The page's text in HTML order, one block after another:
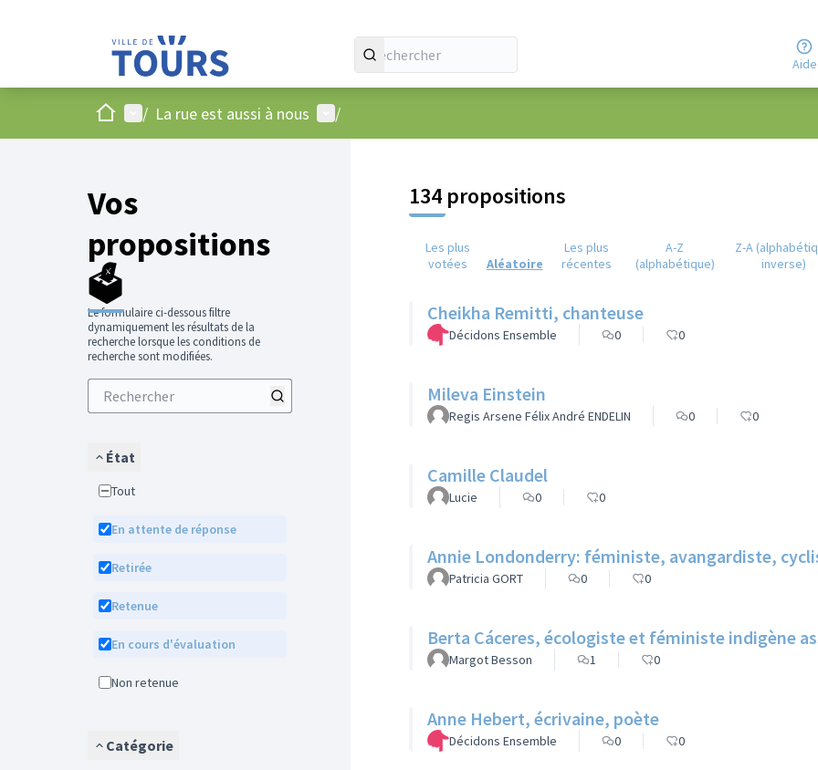
Aide
AccueilMenu principal
/ La rue est aussi à nous Menu utilisateur
/
Vos
propositions
🗳️
Le formulaire ci-dessous filtre
dynamiquement les résultats de la
recherche lorsque les conditions de
recherche sont modifiées.
État
Tout
En attente de réponse
Retirée
Retenue
En cours d'évaluation
Non retenue
Catégorie
134 propositions
Les plus
votées
Aléatoire
Les plus
récentes
A-Z
(alphabétique)
Z-A
inverse)
Cheikha Remitti, chanteuse
Décidons Ensemble 0 0
Mileva Einstein
Regis Arsene Félix André ENDELIN 0 0
Camille Claudel
Lucie 0 0
Annie Londonderry: féministe, avangardiste,
Patricia GORT 0 0
Berta Cáceres, écologiste et féministe indigène
Margot Besson 1 0
Anne Hebert, écrivaine, poète
Décidons Ensemble 0 0